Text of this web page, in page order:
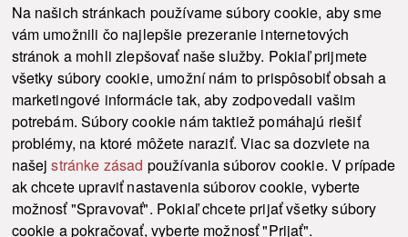
Na našich stránkach používame súbory cookie, aby sme
vám umožnili čo najlepšie prezeranie internetových
stránok a mohli zlepšovať naše služby. Pokiaľ prijmete
všetky súbory cookie, umožní nám to prispôsobiť obsah a
marketingové informácie tak, aby zodpovedali vašim
potrebám. Súbory cookie nám taktiež pomáhajú riešiť
problémy, na ktoré môžete naraziť. Viac sa dozviete na
našejstránke zásad používania súborov cookie. V prípade
ak chcete upraviť nastavenia súborov cookie, vyberte
možnosť "Spravovať". Pokiaľ chcete prijať všetky súbory
cookie a pokračovať, vyberte možnosť "Prijať".
Odoslať
© 2021-2026 ku.sk. Všetky práva vyhradené. | Ochrana osobných údajov
Vyhlásenie o prístupnosti |
Admin
This site is protected by reCAPTCHA and the Google Privacy Policy and Terms of
Service
apply.